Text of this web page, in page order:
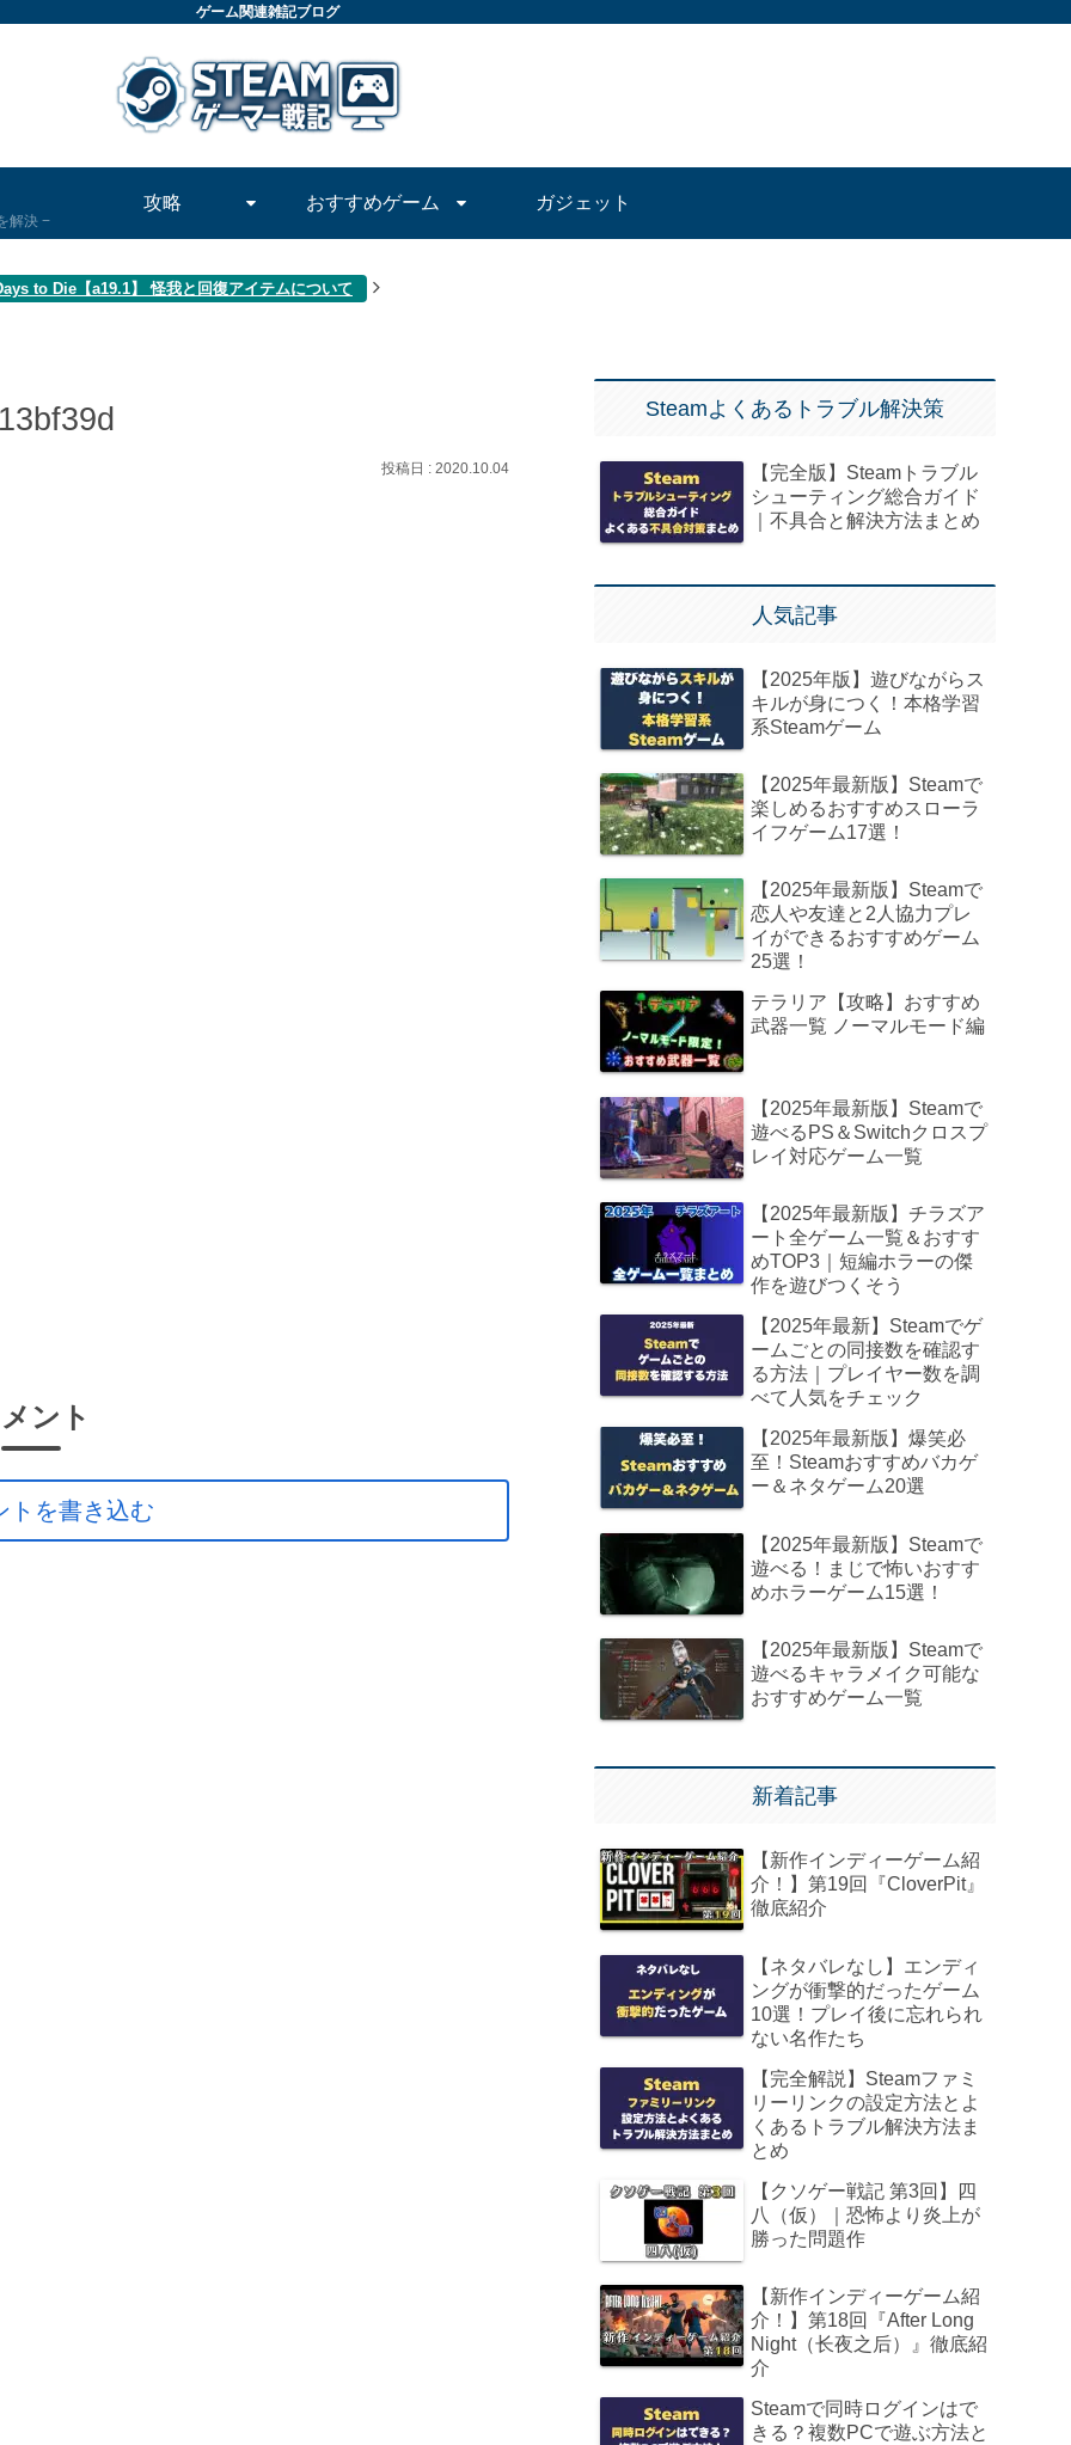
ゲーム関連雑記ブログ
解決
攻略 おすすめゲーム ガジェット
to Die【a19.1】 怪我と回復アイテムについて
2020.10.04
ント
トを書き込む
Steamよくあるトラブル解決策
【完全版】Steamトラブル
シューティング総合ガイド
｜不具合と解決方法まとめ
人気記事
【2025年版】遊びながらス
キルが身につく！本格学習
系Steamゲーム
【2025年最新版】Steamで
楽しめるおすすめスローラ
イフゲーム17選！
【2025年最新版】Steamで
恋人や友達と2人協力プレ
イができるおすすめゲーム
25選！
テラリア【攻略】おすすめ
武器一覧 ノーマルモード編
【2025年最新版】Steamで
遊べるPS＆Switchクロスプ
レイ対応ゲーム一覧
【2025年最新版】チラズア
ート全ゲーム一覧＆おすす
めTOP3｜短編ホラーの傑
作を遊びつくそう
【2025年最新】Steamでゲ
ームごとの同接数を確認す
る方法｜プレイヤー数を調
べて人気をチェック
【2025年最新版】爆笑必
至！Steamおすすめバカゲ
ー＆ネタゲーム20選
【2025年最新版】Steamで
遊べる！まじで怖いおすす
めホラーゲーム15選！
【2025年最新版】Steamで
遊べるキャラメイク可能な
おすすめゲーム一覧
新着記事
【新作インディーゲーム紹
介！】第19回『CloverPit』
徹底紹介
【ネタバレなし】エンディ
ングが衝撃的だったゲーム
10選！プレイ後に忘れられ
ない名作たち
【完全解説】Steamファミ
リーリンクの設定方法とよ
くあるトラブル解決方法ま
とめ
【クソゲー戦記 第3回】四
八（仮）｜恐怖より炎上が
勝った問題作
【新作インディーゲーム紹
介！】第18回『After Long
Night（长夜之后）』徹底紹
介
Steamで同時ログインはで
きる？複数PCで遊ぶ方法と